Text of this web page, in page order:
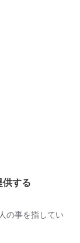
供する
の事を指してい